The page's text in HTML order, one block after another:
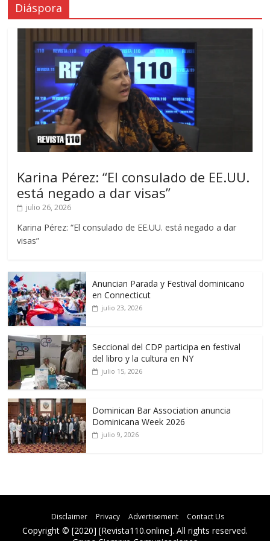
Diáspora
Karina Pérez: “El consulado de EE.UU.
está negado a dar visas”
julio 26, 2026
Karina Pérez: “El consulado de EE.UU. está negado a dar
visas”
Anuncian Parada y Festival dominicano
en Connecticut
julio 23, 2026
Seccional del CDP participa en festival
del libro y la cultura en NY
julio 15, 2026
Dominican Bar Association anuncia
Dominicana Week 2026
julio 9, 2026
Disclaimer Privacy Advertisement Contact Us
Copyright © [2020] [Revista110.online]. All rights reserved.